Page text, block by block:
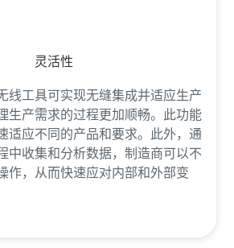
灵活性
线工具可实现无缝集成并适应生产
生产需求的过程更加顺畅。此功能
适应不同的产品和要求。此外，通
中收集和分析数据，制造商可以不
作，从而快速应对内部和外部变